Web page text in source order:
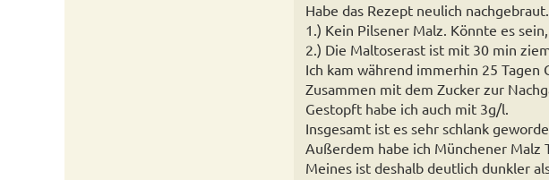
Habe das Rezept neulich
1.) Kein Pilsener Malz. Könnte es
2.) Die Maltoserast ist mit 30 min
Ich kam während immerhin 25 Tagen
Zusammen mit dem Zucker zur
Gestopft habe ich auch mit 3g/l.
Insgesamt ist es sehr schlank
Außerdem habe ich Münchener Malz
Meines ist deshalb deutlich dunkler